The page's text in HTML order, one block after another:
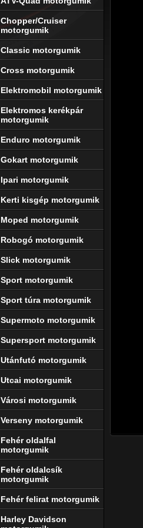
Chopper/Cruiser
motorgumik
Classic motorgumik
Cross motorgumik
Elektromobil motorgumik
Elektromos kerékpár
motorgumik
Enduro motorgumik
Gokart motorgumik
Ipari motorgumik
Kerti kisgép motorgumik
Moped motorgumik
Robogó motorgumik
Slick motorgumik
Sport motorgumik
Sport túra motorgumik
Supermoto motorgumik
Supersport motorgumik
Utánfutó motorgumik
Utcai motorgumik
Városi motorgumik
Verseny motorgumik
Fehér oldalfal
motorgumik
Fehér oldalcsík
motorgumik
Fehér felirat motorgumik
Harley Davidson